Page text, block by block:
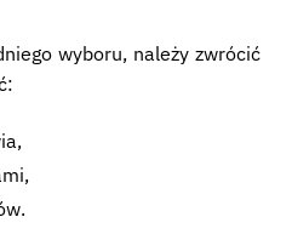
wyboru, należy zwrócić